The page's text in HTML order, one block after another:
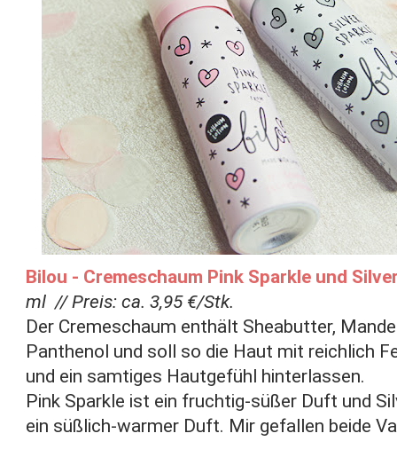
Bilou - Cremeschaum Pink Sparkle und
ml // Preis: ca. 3,95 €/Stk.
Der Cremeschaum enthält Sheabutter,
Panthenol und soll so die Haut mit reichlich
und ein samtiges Hautgefühl hinterlassen.
Pink Sparkle ist ein fruchtig-süßer Duft und
ein süßlich-warmer Duft. Mir gefallen beide